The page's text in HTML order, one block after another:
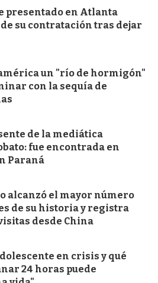
presentado en Atlanta
su contratación tras dejar
un "río de hormigón"
con la sequía de
de la mediática
fue encontrada en
Paraná
alcanzó el mayor número
de su historia y registra
desde China
en crisis y qué
24 horas puede